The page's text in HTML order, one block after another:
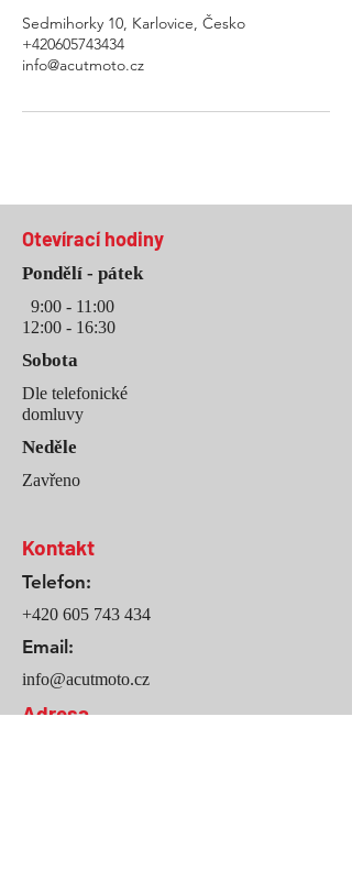
Sedmihorky 10, Karlovice, Česko
+420605743434
info@acutmoto.cz
Otevírací hodiny
Pondělí - pátek
9:00 - 11:00
12:00 - 16:30
Sobota
Dle telefonické
domluvy
Neděle
Zavřeno
Kontakt
Telefon:
+420 605 743 434
Email:
info@acutmoto.cz
Adresa